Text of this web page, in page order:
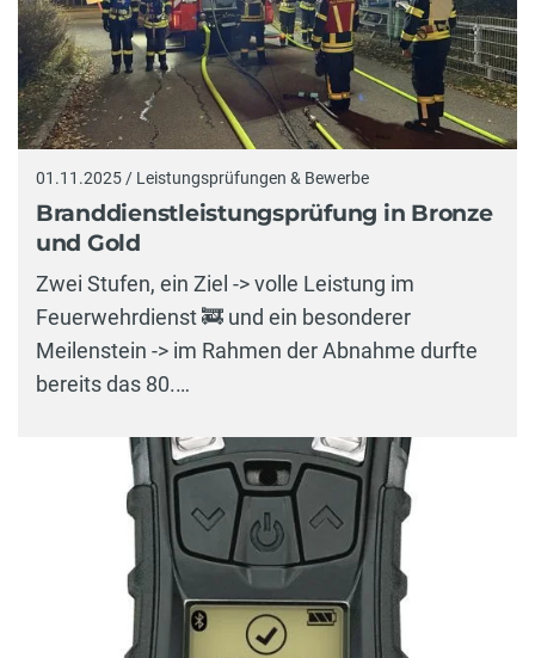
01.11.2025 / Leistungsprüfungen & Bewerbe
Branddienstleistungsprüfung in Bronze
und Gold
Zwei Stufen, ein Ziel -> volle Leistung im
Feuerwehrdienst 🚒 und ein besonderer
Meilenstein -> im Rahmen der Abnahme durfte
bereits das 80.…